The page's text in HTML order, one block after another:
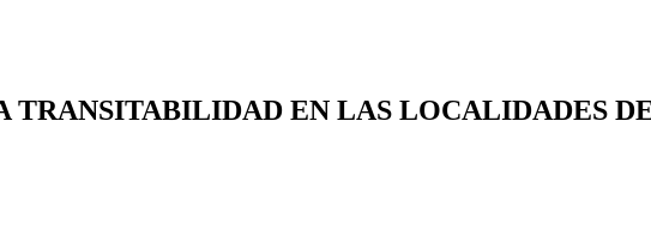
TRANSITABILIDAD EN LAS LOCALIDADES